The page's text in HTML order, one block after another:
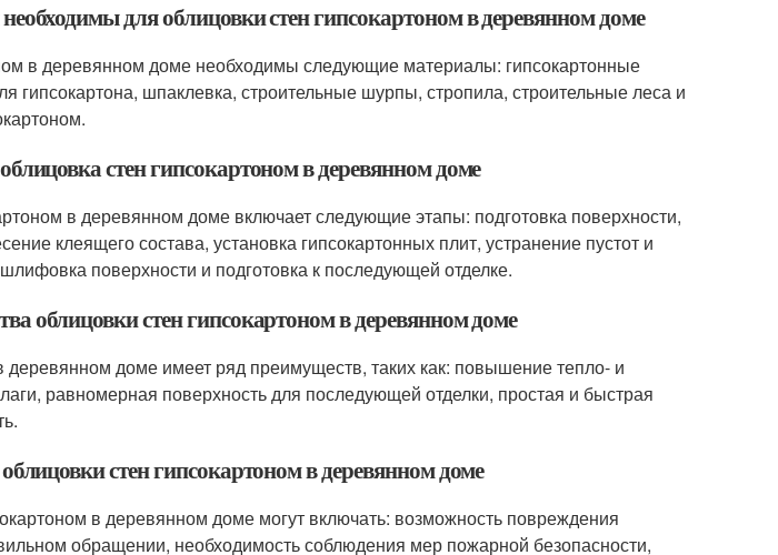
для облицовки стен гипсокартоном в деревянном доме
в деревянном доме необходимы следующие материалы: гипсокартонные
гипсокартона, шпаклевка, строительные шурпы, стропила, строительные леса и
стен гипсокартоном в деревянном доме
в деревянном доме включает следующие этапы: подготовка поверхности,
клеящего состава, установка гипсокартонных плит, устранение пустот и
поверхности и подготовка к последующей отделке.
облицовки стен гипсокартоном в деревянном доме
деревянном доме имеет ряд преимуществ, таких как: повышение тепло- и
равномерная поверхность для последующей отделки, простая и быстрая
стен гипсокартоном в деревянном доме
в деревянном доме могут включать: возможность повреждения
обращении, необходимость соблюдения мер пожарной безопасности,